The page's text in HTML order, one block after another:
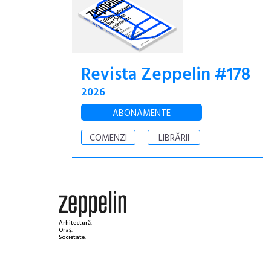
Revista Zeppelin #178
2026
ABONAMENTE
COMENZI
LIBRĂRII
Arhitectură.
Oraș.
Societate.